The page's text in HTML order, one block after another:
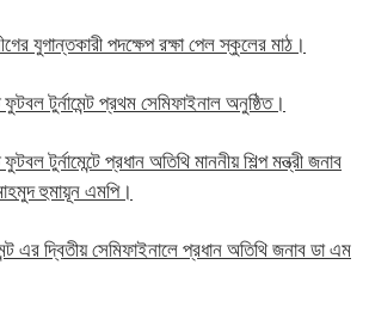
যুগান্তকারী পদক্ষেপ রক্ষা পেল স্কুলের মাঠ।
টুর্নামেন্ট প্রথম সেমিফাইনাল অনুষ্ঠিত।
টুর্নামেন্টে প্রধান অতিথি মাননীয় শিল্প মন্ত্রী জনাব
হুমায়ূন এমপি।
এর দ্বিতীয় সেমিফাইনালে প্রধান অতিথি জনাব ডা এম